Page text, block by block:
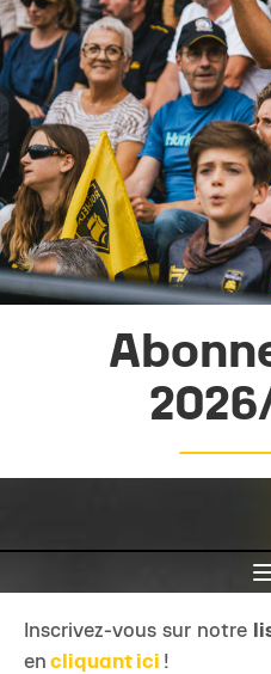
Inscrivez-vous sur notre
en cliquant ici !